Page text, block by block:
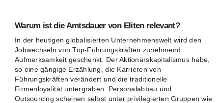
Warum ist die Amtsdauer von Eliten relevant?
In der heutigen globalisierten Unternehmenswelt wird den
Jobwechseln von Top-Führungskräften zunehmend
Aufmerksamkeit geschenkt. Der Aktionärskapitalismus habe,
so eine gängige Erzählung, die Karrieren von
Führungskräften verändert und die traditionelle
Firmenloyalität untergraben. Personalabbau und
Outsourcing scheinen selbst unter privilegierten Gruppen wie